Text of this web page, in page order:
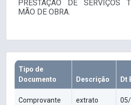
PRESTAÇÃO DE SERVIÇOS
MÃO DE OBRA.
Tipo de
Documento
Descrição Dt
Comprovante
extrato